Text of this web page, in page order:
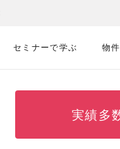
セミナーで学ぶ 物
実績多